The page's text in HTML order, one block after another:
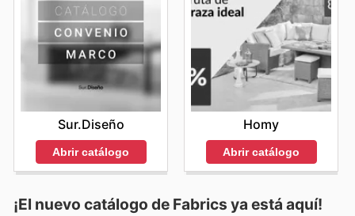
Sur.Diseño
Abrir catálogo
Homy
Abrir catálogo
¡El nuevo catálogo de Fabrics ya está aquí!